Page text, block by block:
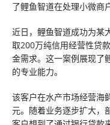
了鲤鱼智道在处理小微商
近日，鲤鱼智道成功为某
取200万纯信用经营性贷
金需求。这一案例展现了
的专业能力。
该客户在水产市场经营海
元。随着业务逐步扩大，